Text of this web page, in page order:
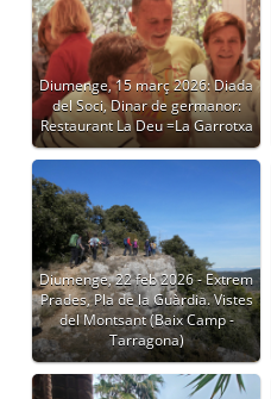
Diumenge, 15 març 2026: Diada
del Soci, Dinar de germanor:
Restaurant La Deu =La Garrotxa
Diumenge, 22 feb 2026 - Extrem
Prades, Pla de la Guàrdia. Vistes
del Montsant (Baix Camp -
Tarragona)